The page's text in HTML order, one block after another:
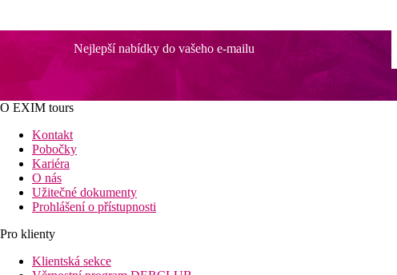
Nejlepší nabídky do vašeho e-mailu
O EXIM tours
Kontakt
Pobočky
Kariéra
O nás
Užitečné dokumenty
Prohlášení o přístupnosti
Pro klienty
Klientská sekce